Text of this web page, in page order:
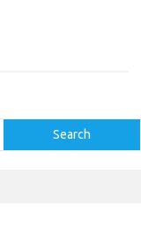
Search